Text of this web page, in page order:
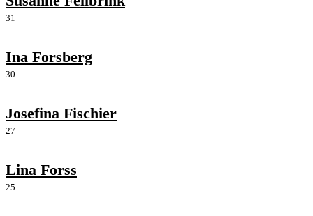
31
Ina Forsberg
30
Josefina Fischier
27
Lina Forss
25